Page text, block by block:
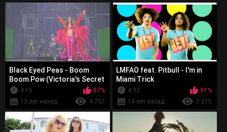
Black Eyed Peas - Boom
Boom Pow (Victoria's Secret
Fashion Show) 1
4:15
87%
13 лет назад
4 757
LMFAO feat. Pitbull - I'm in
Miami Trick
4:32
91%
14 лет назад
7 215